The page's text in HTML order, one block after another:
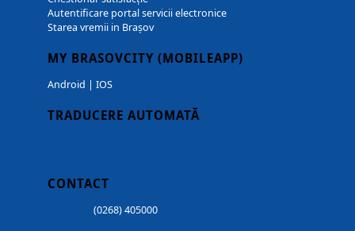
Autentificare portal servicii electronice
Starea vremii in Brașov
MY BRASOVCITY (MOBILEAPP)
Android | IOS
TRADUCERE AUTOMATĂ
CONTACT
(0268) 405000